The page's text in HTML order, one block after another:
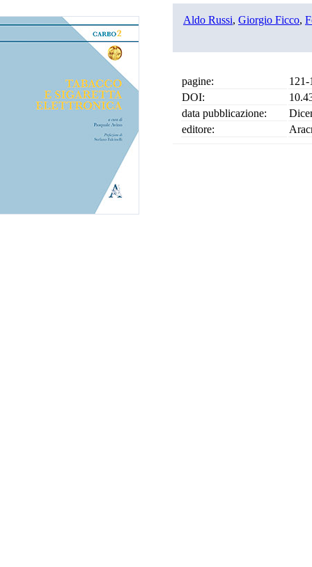
Aldo Russi, Giorgio Ficco,
pagine:
121-
DOI:
data pubblicazione:
editore: